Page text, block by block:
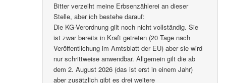
Bitter verzeiht meine Erbsenzählerei an dieser
Stelle, aber ich bestehe darauf:
Die KG-Verordnung gilt noch nicht vollständig. Sie
ist zwar bereits in Kraft getreten (20 Tage nach
Veröffentlichung im Amtsblatt der EU) aber sie wird
nur schrittweise anwendbar. Allgemein gilt die ab
dem 2. August 2026 (das ist erst in einem Jahr)
aber zusätzlich gibt es drei weitere